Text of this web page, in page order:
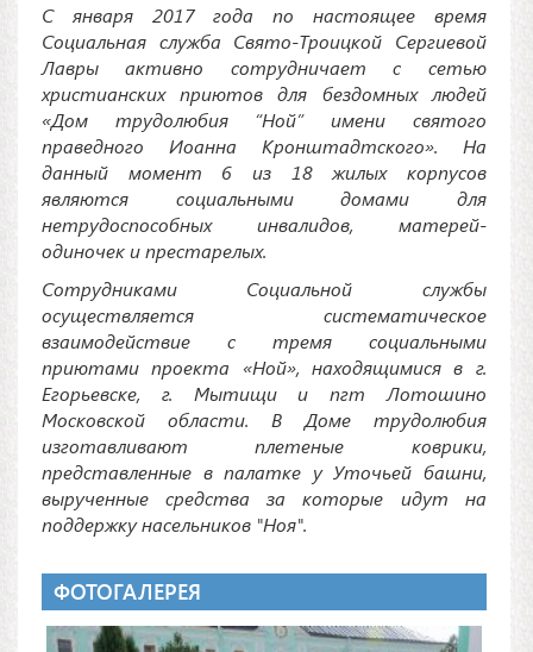
С января 2017 года по настоящее время
Социальная служба Свято-Троицкой Сергиевой
Лавры активно сотрудничает с сетью
христианских приютов для бездомных людей
«Дом трудолюбия “Ной” имени святого
праведного Иоанна Кронштадтского». На
данный момент 6 из 18 жилых корпусов
являются социальными домами для
нетрудоспособных инвалидов, матерей-
одиночек и престарелых.
Сотрудниками Социальной службы
осуществляется систематическое
взаимодействие с тремя социальными
приютами проекта «Ной», находящимися в г.
Егорьевске, г. Мытищи и пгт Лотошино
Московской области. В Доме трудолюбия
изготавливают плетеные коврики,
представленные в палатке у Уточьей башни,
вырученные средства за которые идут на
поддержку насельников "Ноя".
ФОТОГАЛЕРЕЯ